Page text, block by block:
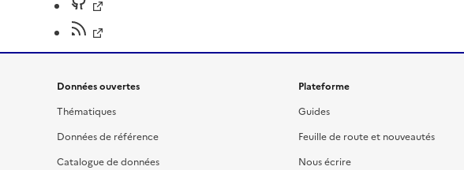
Données ouvertes
Thématiques
Données de référence
Catalogue de données
Plateforme
Guides
Feuille de route et nouveautés
Nous écrire